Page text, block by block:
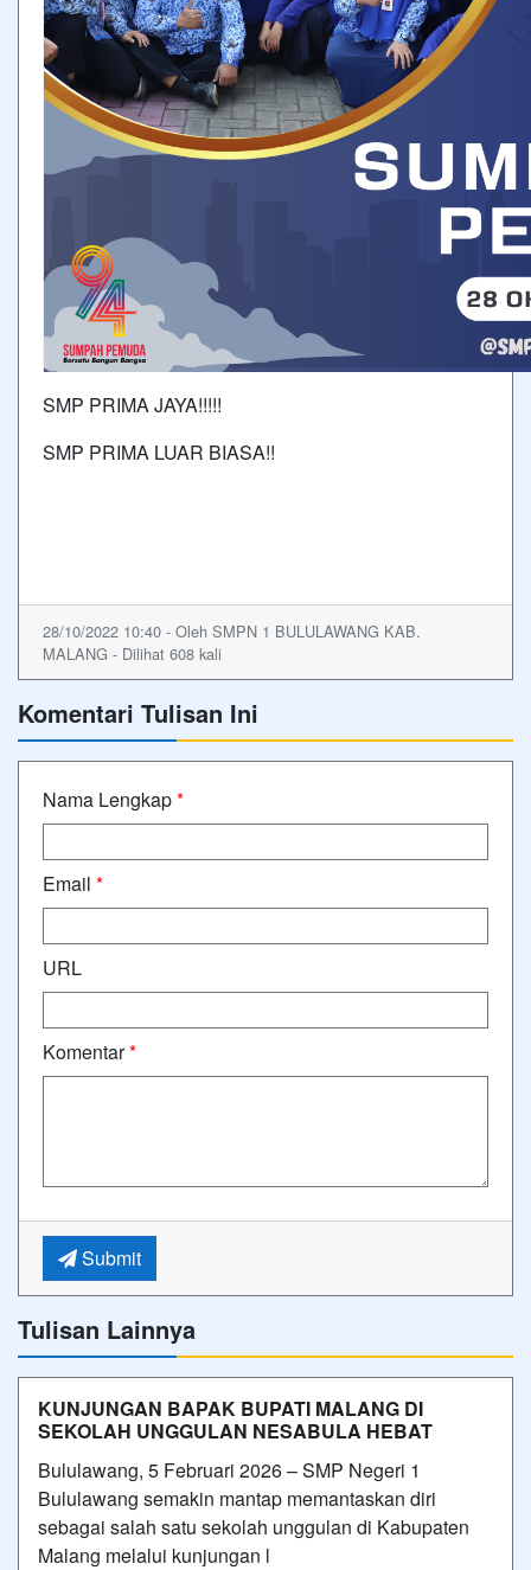
SMP PRIMA JAYA!!!!!
SMP PRIMA LUAR BIASA!!
28/10/2022 10:40 - Oleh SMPN 1 BULULAWANG KAB.
MALANG - Dilihat 608 kali
Komentari Tulisan Ini
Nama Lengkap*
Email *
URL
Komentar*
Submit
Tulisan Lainnya
KUNJUNGAN BAPAK BUPATI MALANG DI
SEKOLAH UNGGULAN NESABULA HEBAT
Bululawang, 5 Februari 2026 – SMP Negeri 1
Bululawang semakin mantap memantaskan diri
sebagai salah satu sekolah unggulan di Kabupaten
Malang melalui kunjungan l